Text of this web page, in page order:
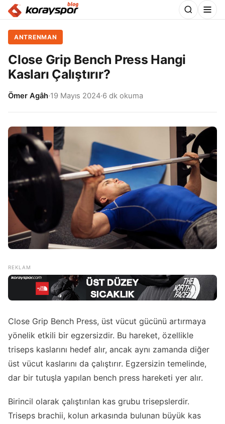
ANTRENMAN
Close Grip Bench Press Hangi
Kasları Çalıştırır?
Ömer Agâh·19 Mayıs 2024·6 dk okuma
Close Grip Bench Press, üst vücut gücünü artırmaya
yönelik etkili bir egzersizdir. Bu hareket, özellikle
triseps kaslarını hedef alır, ancak aynı zamanda diğer
üst vücut kaslarını da çalıştırır. Egzersizin temelinde,
dar bir tutuşla yapılan bench press hareketi yer alır.
Birincil olarak çalıştırılan kas grubu trisepslerdir.
Triseps brachii, kolun arkasında bulunan büyük kas